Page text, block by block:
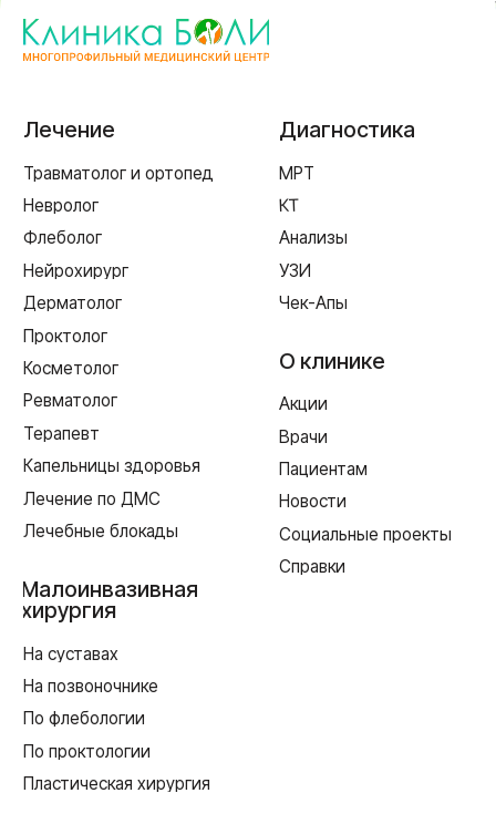
г. Смоленск
ул. Рыленкова, 11 Б
ул. Рокоссовского, 65
г. Одинцово
ул. Говорова, 85
ул. Шевченко, 65 Б
ИМЕЮТСЯ ПРОТИВОПОКАЗАНИЯ,
Лицензия Л041-01128-67/00331765 от 28.05.2019 г. и Л041-
01128-67/00637993 от 17.01.2023 г. выдана Департаментом
Смоленской области по здравоохранению
Создание сайта
Реквизиты
Политика в отношении обработки персональных данных